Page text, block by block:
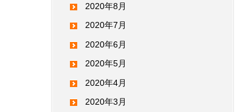
2020年8月
2020年7月
2020年6月
2020年5月
2020年4月
2020年3月